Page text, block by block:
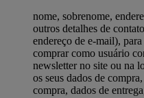
nome, sobrenome,
outros detalhes de
endereço de e-mail),
comprar como usuário
newsletter no site ou na
os seus dados de
compra, dados de